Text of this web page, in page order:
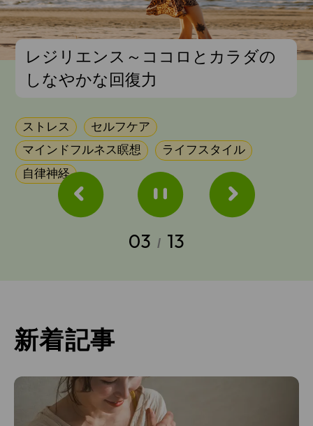
レジリエンス～ココロとカラダの
しなやかな回復力
ストレス
セルフケア
マインドフルネス瞑想
ライフスタイル
自律神経
03 / 13
新着記事